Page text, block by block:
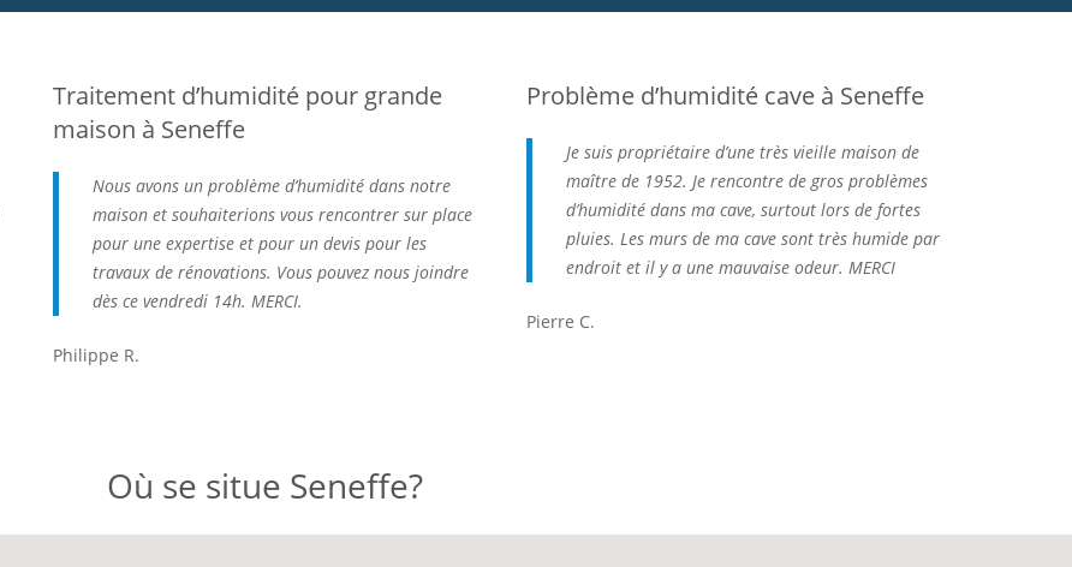
Traitement d’humidité pour grande
maison à Seneffe
Nous avons un problème d’humidité dans notre
maison et souhaiterions vous rencontrer sur place
pour une expertise et pour un devis pour les
travaux de rénovations. Vous pouvez nous joindre
dès ce vendredi 14h. MERCI.
Philippe R.
Problème d’humidité cave à Seneffe
Je suis propriétaire d’une très vieille maison de
maître de 1952. Je rencontre de gros problèmes
d’humidité dans ma cave, surtout lors de fortes
pluies. Les murs de ma cave sont très humide par
endroit et il y a une mauvaise odeur. MERCI
Pierre C.
Où se situe Seneffe?